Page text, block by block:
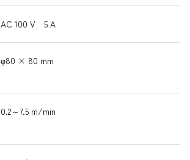
AC 100 V 5 A
φ80 × 80 mm
0.2～7.5 m/min